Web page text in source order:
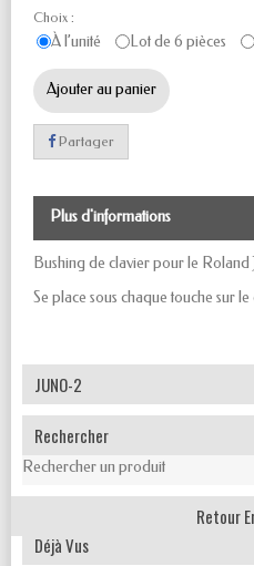
Choix :
À l’unité Lot de 6 pièces
Ajouter au panier
Partager
Plus d'informations
Bushing de clavier pour le Roland
Se place sous chaque touche sur le
JUNO-2
Rechercher
Rechercher un produit
Retour
Déjà Vus